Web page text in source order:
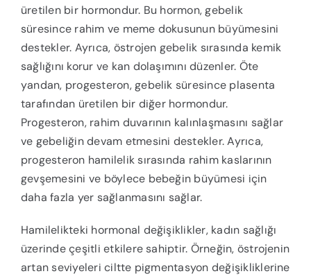
üretilen bir hormondur. Bu hormon, gebelik
süresince rahim ve meme dokusunun büyümesini
destekler. Ayrıca, östrojen gebelik sırasında kemik
sağlığını korur ve kan dolaşımını düzenler. Öte
yandan, progesteron, gebelik süresince plasenta
tarafından üretilen bir diğer hormondur.
Progesteron, rahim duvarının kalınlaşmasını sağlar
ve gebeliğin devam etmesini destekler. Ayrıca,
progesteron hamilelik sırasında rahim kaslarının
gevşemesini ve böylece bebeğin büyümesi için
daha fazla yer sağlanmasını sağlar.
Hamilelikteki hormonal değişiklikler, kadın sağlığı
üzerinde çeşitli etkilere sahiptir. Örneğin, östrojenin
artan seviyeleri ciltte pigmentasyon değişikliklerine